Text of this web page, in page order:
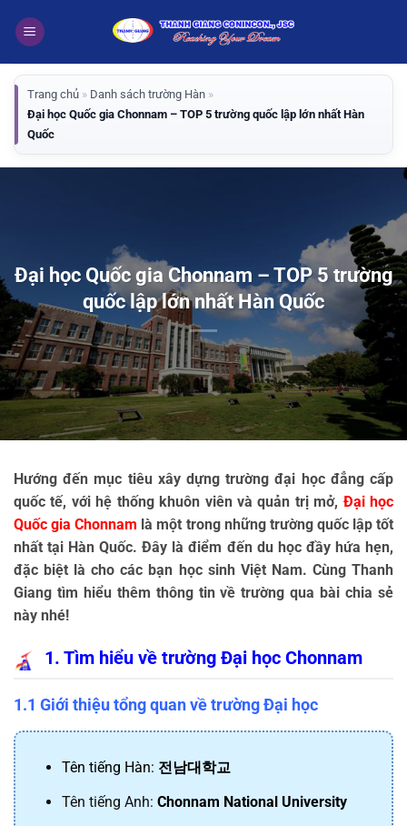
qua
dung
Trang chủ » Danh sách trường Hàn »
Đại học Quốc gia Chonnam – TOP 5 trường quốc lập lớn nhất Hàn
Quốc
Đại học Quốc gia Chonnam – TOP 5 trường
quốc lập lớn nhất Hàn Quốc
Hướng đến mục tiêu xây dựng trường đại học đẳng cấp
quốc tế, với hệ thống khuôn viên và quản trị mở, Đại học
Quốc gia Chonnam là một trong những trường quốc lập tốt
nhất tại Hàn Quốc. Đây là điểm đến du học đầy hứa hẹn,
đặc biệt là cho các bạn học sinh Việt Nam. Cùng Thanh
Giang tìm hiểu thêm thông tin về trường qua bài chia sẻ
này nhé!
1. Tìm hiểu về trường Đại học Chonnam
1.1 Giới thiệu tổng quan về trường Đại học
Tên tiếng Hàn: 전남대학교
Tên tiếng Anh: Chonnam National University